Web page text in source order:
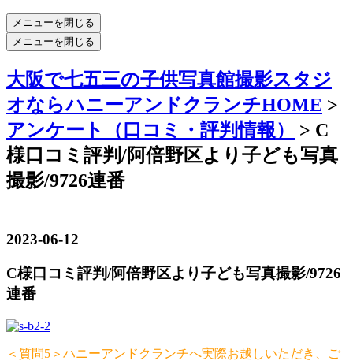
メニューを閉じる
メニューを閉じる
大阪で七五三の子供写真館撮影スタジ
オならハニーアンドクランチHOME >
アンケート（口コミ・評判情報）
> C
様口コミ評判/阿倍野区より子ども写真
撮影/9726連番
2023-06-12
C様口コミ評判/阿倍野区より子ども写真撮影/9726
連番
＜質問5＞ハニーアンドクランチへ実際お越しいただき、ご